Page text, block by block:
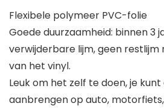
Flexibele polymeer PVC-folie
Goede duurzaamheid: binnen 3
verwijderbare lijm, geen restlijm
van het vinyl.
Leuk om het zelf te doen, je
aanbrengen op auto,